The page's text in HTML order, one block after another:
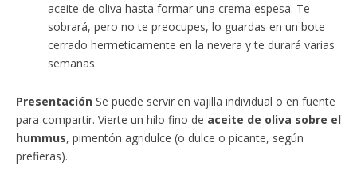
aceite de oliva hasta formar una crema espesa. Te
sobrará, pero no te preocupes, lo guardas en un bote
cerrado hermeticamente en la nevera y te durará varias
semanas.
Presentación Se puede servir en vajilla individual o en fuente
para compartir. Vierte un hilo fino de aceite de oliva sobre el
hummus, pimentón agridulce (o dulce o picante, según
prefieras).